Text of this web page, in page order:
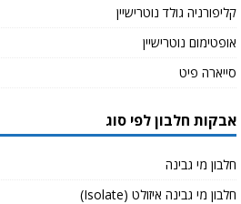
קליפורניה גולד נוטרישיין
אופטימום נוטרישיין
סייארה פיט
אבקות חלבון לפי סוג
חלבון מי גבינה
חלבון מי גבינה איזולט (Isolate)